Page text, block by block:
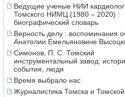
Ведущие ученые НИИ
Томского НИМЦ (1980 – 2020) :
биографический словарь
Верность делу : воспоминания
Анатолии Емельяновиче
Симонов, П. С. Томский
инструментальный завод:
события, люди
Время выбрало нас
Журналистика Томска и Томской